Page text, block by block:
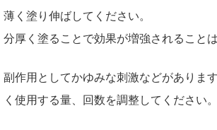
薄く塗り伸ばしてください。
分厚く塗ることで効果が増強されること
副作用としてかゆみな刺激などがありま
く使用する量、回数を調整してください。